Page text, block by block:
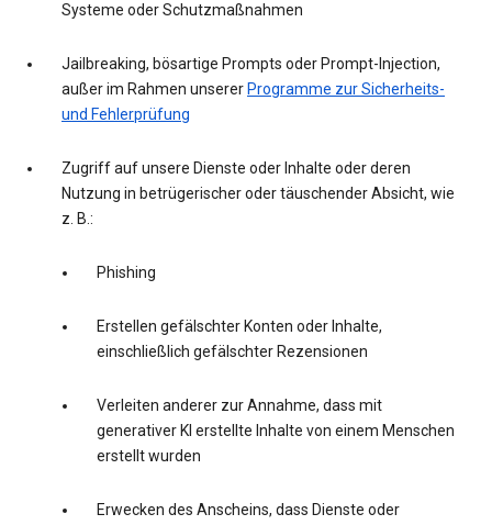
Systeme oder Schutzmaßnahmen
Jailbreaking, bösartige Prompts oder Prompt-Injection,
außer im Rahmen unserer Programme zur Sicherheits-
und Fehlerprüfung
Zugriff auf unsere Dienste oder Inhalte oder deren
Nutzung in betrügerischer oder täuschender Absicht, wie
z. B.:
Phishing
Erstellen gefälschter Konten oder Inhalte,
einschließlich gefälschter Rezensionen
Verleiten anderer zur Annahme, dass mit
generativer KI erstellte Inhalte von einem Menschen
erstellt wurden
Erwecken des Anscheins, dass Dienste oder